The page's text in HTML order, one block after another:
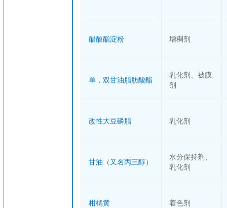
醋酸酯淀粉 增稠剂
单，双甘油脂肪酸酯
乳化剂、被膜
剂
改性大豆磷脂 乳化剂
甘油（又名丙三醇）
水分保持剂、
乳化剂
柑橘黄 着色剂